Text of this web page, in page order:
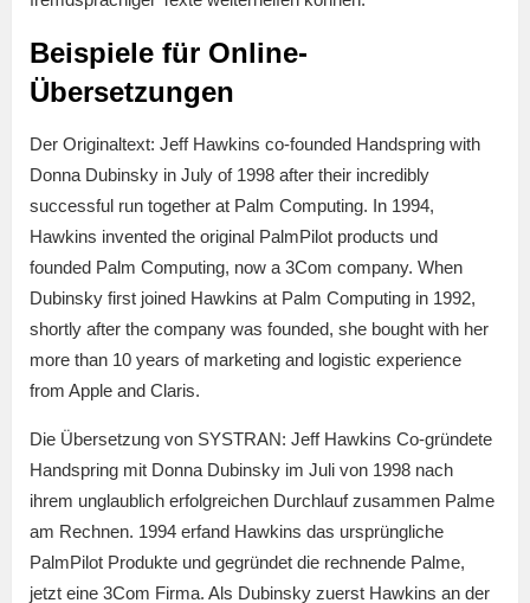
Beispiele für Online-
Übersetzungen
Der Originaltext: Jeff Hawkins co-founded Handspring with
Donna Dubinsky in July of 1998 after their incredibly
successful run together at Palm Computing. In 1994,
Hawkins invented the original PalmPilot products und
founded Palm Computing, now a 3Com company. When
Dubinsky first joined Hawkins at Palm Computing in 1992,
shortly after the company was founded, she bought with her
more than 10 years of marketing and logistic experience
from Apple and Claris.
Die Übersetzung von SYSTRAN: Jeff Hawkins Co-gründete
Handspring mit Donna Dubinsky im Juli von 1998 nach
ihrem unglaublich erfolgreichen Durchlauf zusammen Palme
am Rechnen. 1994 erfand Hawkins das ursprüngliche
PalmPilot Produkte und gegründet die rechnende Palme,
jetzt eine 3Com Firma. Als Dubinsky zuerst Hawkins an der